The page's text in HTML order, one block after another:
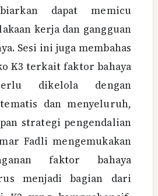
dapat memicu
kerja dan gangguan
Sesi ini juga membahas
K3 terkait faktor bahaya
dikelola dengan
dan menyeluruh,
strategi pengendalian
Fadli mengemukakan
faktor bahaya
menjadi bagian dari